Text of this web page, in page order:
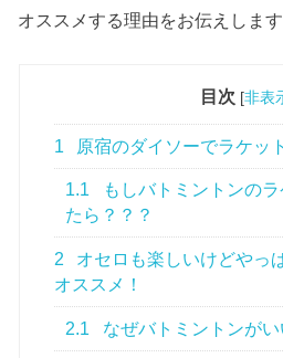
オススメする理由をお伝えします
目次 [非表
1 原宿のダイソーでラケッ
1.1
もしバトミントンの
たら？？？
2
オセロも楽しいけどやっ
オススメ！
2.1 なぜバトミントンがい